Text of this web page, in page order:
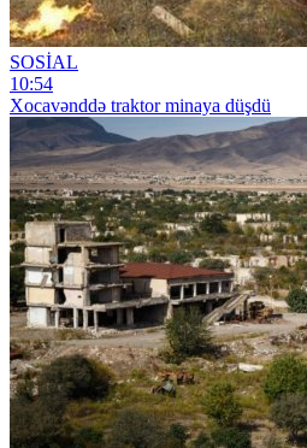
SOSİAL
10:54
Xocavənddə traktor minaya düşdü